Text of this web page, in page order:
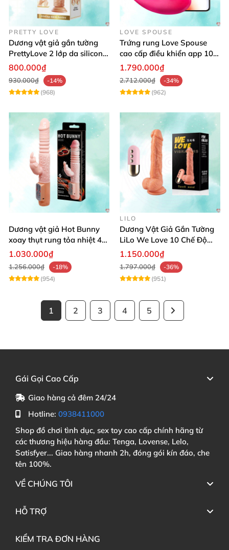
PRETTY LOVE
Dương vật giả gắn tường
PrettyLove 2 lớp da silicon
mềm mịn không rung
800.000₫
930.000₫
-14%
(968)
LOVE SPOUSE
Trứng rung Love Spouse
cao cấp điều khiển app 10
chế độ rung cực khoái toàn
1.790.000₫
2.712.000₫
-34%
(962)
Dương vật giả Hot Bunny
xoay thụt rung tỏa nhiệt 48
độ
1.030.000₫
1.256.000₫
-18%
(954)
LILO
Dương Vật Giả Gắn Tường
LiLo We Love 10 Chế Độ
Rung Nhiệt
1.150.000₫
1.797.000₫
-36%
(951)
1 2 3 4 5
Gái Gọi Cao Cấp
Giao hàng cả đêm 24/24
Hotline: 0938411000
Shop đồ chơi tình dục, sex toy cao cấp chính hãng từ
các thương hiệu hàng đầu: Tenga, Lovense, Lelo,
Satisfyer... Giao hàng nhanh 2h, đóng gói kín đáo, che
tên 100%.
VỀ CHÚNG TÔI
HỖ TRỢ
KIỂM TRA ĐƠN HÀNG